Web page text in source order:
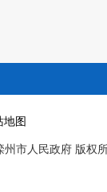
地图
州市人民政府 版权